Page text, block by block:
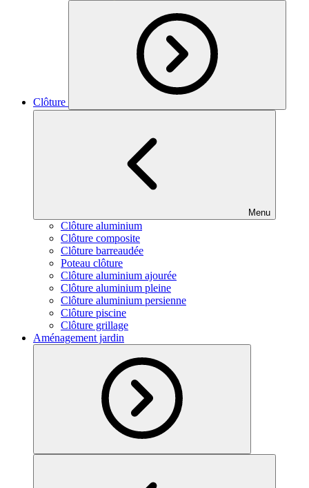
Clôture
Menu
Clôture aluminium
Clôture composite
Clôture barreaudée
Poteau clôture
Clôture aluminium ajourée
Clôture aluminium pleine
Clôture aluminium persienne
Clôture piscine
Clôture grillage
Aménagement jardin